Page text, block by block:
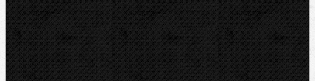
NIPO
ROTHENBERGER